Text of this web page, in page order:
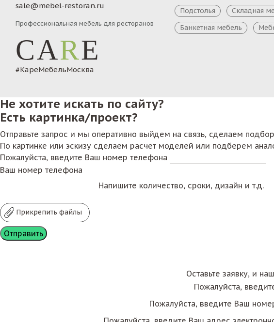
sale@mebel-restoran.ru
Профессиональная мебель для ресторанов
CARE
#КареМебельМосква
Подстолья
Складная
Банкетная мебель
Не хотите искать по сайту?
Есть картинка/проект?
Отправьте запрос и мы оперативно выйдем на связь, сделаем
По картинке или эскизу сделаем расчет моделей или подберем
Пожалуйста, введите Ваш номер телефона
Ваш номер телефона
Напишите количество, сроки, дизайн и т.д.
Прикрепить файлы
Оставьте заявку, и
Пожалуйста,
Пожалуйста, введите Ваш